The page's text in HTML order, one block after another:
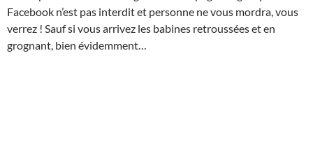
Facebook n’est pas interdit et personne ne vous mordra, vous
verrez ! Sauf si vous arrivez les babines retroussées et en
grognant, bien évidemment…